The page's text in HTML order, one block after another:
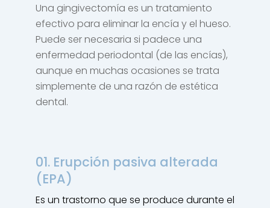
Una gingivectomía es un tratamiento
efectivo para eliminar la encía y el hueso.
Puede ser necesaria si padece una
enfermedad periodontal (de las encías),
aunque en muchas ocasiones se trata
simplemente de una razón de estética
dental.
01. Erupción pasiva alterada
(EPA)
Es un trastorno que se produce durante el